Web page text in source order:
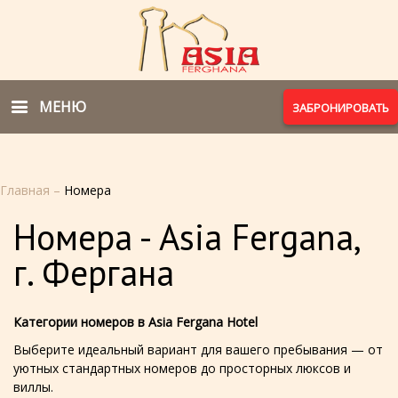
МЕНЮ ЗАБРОНИРОВАТЬ
Главная – Номера
Номера - Asia Fergana,
г. Фергана
Категории номеров в Asia Fergana Hotel
Выберите идеальный вариант для вашего пребывания — от
уютных стандартных номеров до просторных люксов и
виллы.